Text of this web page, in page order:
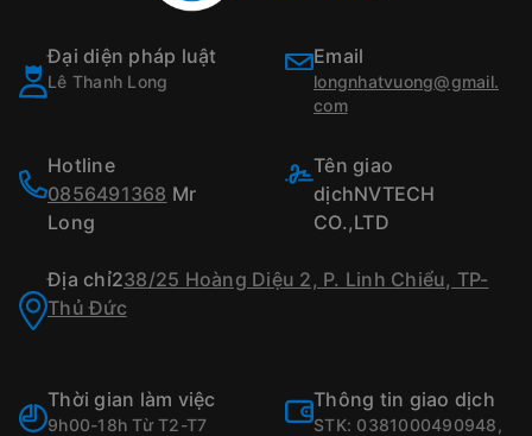
Đại diện pháp luật
Lê Thanh Long
Email
longnhatvuong@gmail.
com
Hotline
0856491368 Mr
Long
Tên giao
dịchNVTECH
CO.,LTD
Địa chỉ238/25 Hoàng Diệu 2, P. Linh Chiểu, TP-
Thủ Đức
Thời gian làm việc
9h00-18h Từ T2-T7
Thông tin giao dịch
STK: 0381000490948,